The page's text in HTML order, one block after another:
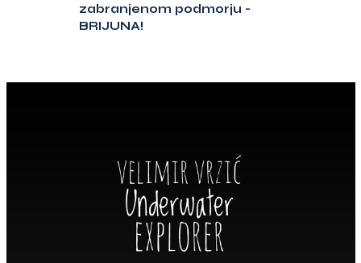
zabranjenom podmorju -
BRIJUNA!